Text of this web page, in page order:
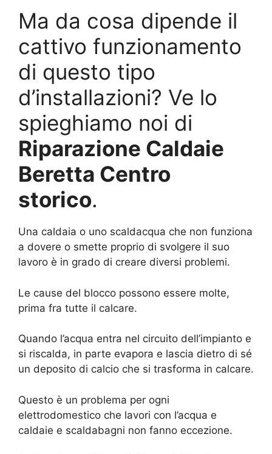
Ma da cosa dipende il
cattivo funzionamento
di questo tipo
d’installazioni? Ve lo
spieghiamo noi di
Riparazione Caldaie
Beretta Centro
storico.
Una caldaia o uno scaldacqua che non funziona
a dovere o smette proprio di svolgere il suo
lavoro è in grado di creare diversi problemi.
Le cause del blocco possono essere molte,
prima fra tutte il calcare.
Quando l’acqua entra nel circuito dell’impianto e
si riscalda, in parte evapora e lascia dietro di sé
un deposito di calcio che si trasforma in calcare.
Questo è un problema per ogni
elettrodomestico che lavori con l’acqua e
caldaie e scaldabagni non fanno eccezione.